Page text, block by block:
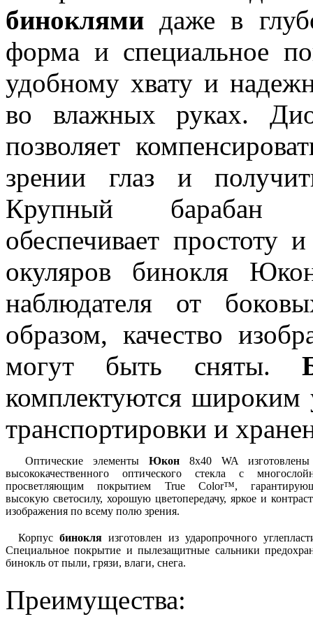
биноклями даже в
форма и специальное
удобному хвату и
во влажных руках.
позволяет
зрении глаз и
Крупный барабан
обеспечивает простоту
окуляров бинокля
наблюдателя от
образом, качество
могут быть сняты.
комплектуются
транспортировки и
Оптические элементы Юкон 8х40 WA
высококачественного оптического стекла с
просветляющим покрытием True Color™,
высокую светосилу, хорошую цветопередачу, яркое и
изображения по всему полю зрения.
Корпус бинокля изготовлен из ударопрочного
Специальное покрытие и пылезащитные сальники
бинокль от пыли, грязи, влаги, снега.
Преимущества: